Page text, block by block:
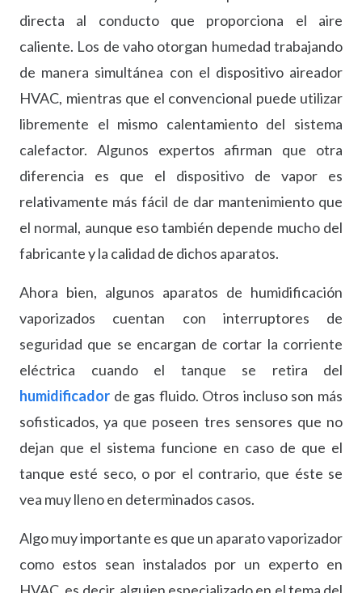
directa al conducto que proporciona el aire
caliente. Los de vaho otorgan humedad trabajando
de manera simultánea con el dispositivo aireador
HVAC, mientras que el convencional puede utilizar
libremente el mismo calentamiento del sistema
calefactor. Algunos expertos afirman que otra
diferencia es que el dispositivo de vapor es
relativamente más fácil de dar mantenimiento que
el normal, aunque eso también depende mucho del
fabricante y la calidad de dichos aparatos.
Ahora bien, algunos aparatos de humidificación
vaporizados cuentan con interruptores de
seguridad que se encargan de cortar la corriente
eléctrica cuando el tanque se retira del
humidificador de gas fluido. Otros incluso son más
sofisticados, ya que poseen tres sensores que no
dejan que el sistema funcione en caso de que el
tanque esté seco, o por el contrario, que éste se
vea muy lleno en determinados casos.
Algo muy importante es que un aparato vaporizador
como estos sean instalados por un experto en
HVAC, es decir, alguien especializado en el tema del